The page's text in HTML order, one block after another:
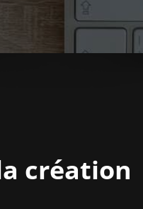
création